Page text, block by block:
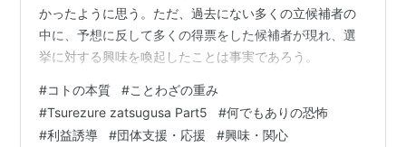
かったように思う。ただ、過去にない多くの立候補者の
中に、予想に反して多くの得票をした候補者が現れ、選
挙に対する興味を喚起したことは事実であろう。
#コトの本質 #ことわざの重み
#Tsurezure zatsugusa Part5 #何でもありの恐怖
#利益誘導 #団体支援・応援 #興味・関心